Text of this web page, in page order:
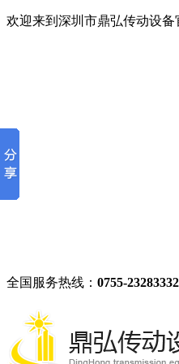
欢迎来到深圳市鼎弘传动设备
全国服务热线： 0755-23283332